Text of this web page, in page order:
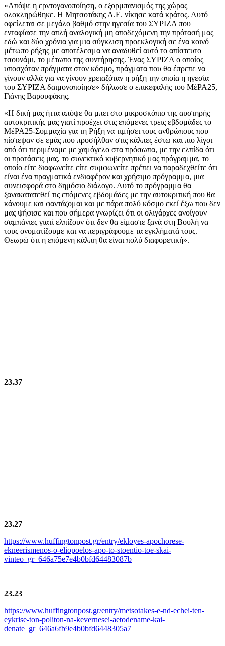
«Απόψε η ερντογανοποίηση, ο εξορμπανισμός της χώρας
ολοκληρώθηκε. Η Μητσοτάκης Α.Ε. νίκησε κατά κράτος. Αυτό
οφείλεται σε μεγάλο βαθμό στην ηγεσία του ΣΥΡΙΖΑ που
ενταφίασε την απλή αναλογική μη αποδεχόμενη την πρότασή μας
εδώ και δύο χρόνια για μια σύγκλιση προεκλογική σε ένα κοινό
μέτωπο ρήξης με αποτέλεσμα να αναδυθεί αυτό το απίστευτο
τσουνάμι, το μέτωπο της συντήρησης. Ένας ΣΥΡΙΖΑ ο οποίος
υποσχόταν πράγματα στον κόσμο, πράγματα που θα έπρεπε να
γίνουν αλλά για να γίνουν χρειαζόταν η ρήξη την οποία η ηγεσία
του ΣΥΡΙΖΑ δαιμονοποίησε» δήλωσε ο επικεφαλής του ΜέΡΑ25,
Γιάνης Βαρουφάκης.
«Η δική μας ήττα απόψε θα μπει στο μικροσκόπιο της αυστηρής
αυτοκριτικής μας γιατί προέχει στις επόμενες τρεις εβδομάδες το
ΜέΡΑ25-Συμμαχία για τη Ρήξη να τιμήσει τους ανθρώπους που
πίστεψαν σε εμάς που προσήλθαν στις κάλπες έστω και πιο λίγοι
από ότι περιμέναμε με χαμόγελο στα πρόσωπα, με την ελπίδα ότι
οι προτάσεις μας, το συνεκτικό κυβερνητικό μας πρόγραμμα, το
οποίο είτε διαφωνείτε είτε συμφωνείτε πρέπει να παραδεχθείτε ότι
είναι ένα πραγματικά ενδιαφέρον και χρήσιμο πρόγραμμα, μια
συνεισφορά στο δημόσιο διάλογο. Αυτό το πρόγραμμα θα
ξανακατατεθεί τις επόμενες εβδομάδες με την αυτοκριτική που θα
κάνουμε και φαντάζομαι και με πάρα πολύ κόσμο εκεί έξω που δεν
μας ψήφισε και που σήμερα γνωρίζει ότι οι ολιγάρχες ανοίγουν
σαμπάνιες γιατί ελπίζουν ότι δεν θα είμαστε ξανά στη Βουλή να
τους ονοματίζουμε και να περιγράφουμε τα εγκλήματά τους.
Θεωρώ ότι η επόμενη κάλπη θα είναι πολύ διαφορετική».
23.37
23.27
https://www.huffingtonpost.gr/entry/ekloyes-apochorese-
ekneerismenos-o-eliopoelos-apo-to-stoentio-toe-skai-
vinteo_gr_646a75e7e4b0bfd64483087b
23.23
https://www.huffingtonpost.gr/entry/metsotakes-e-nd-echei-ten-
eykrise-ton-politon-na-kevernesei-aetodename-kai-
denate_gr_646a6fb9e4b0bfd6448305a7